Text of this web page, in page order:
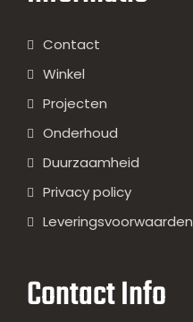
Contact
Winkel
Projecten
Onderhoud
Duurzaamheid
Privacy policy
Leveringsvoorwaarden
Contact Info